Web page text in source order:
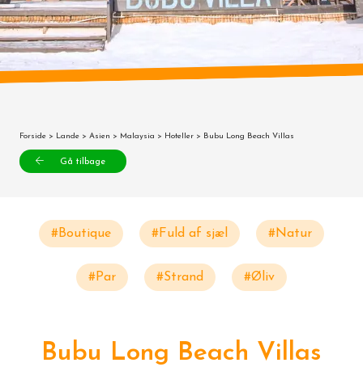
Forside > Lande > Asien > Malaysia > Hoteller > Bubu Long Beach Villas
Gå tilbage
#Boutique #Fuld af sjæl #Natur
#Par #Strand #Øliv
Bubu Long Beach Villas